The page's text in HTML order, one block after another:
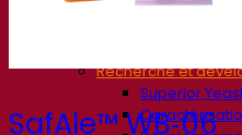
Une équipe
Recherche et
Superior
SafAle™ WB‑06